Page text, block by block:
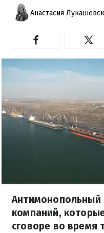
Анастасия
Антимонопольный
компаний,
сговоре во время